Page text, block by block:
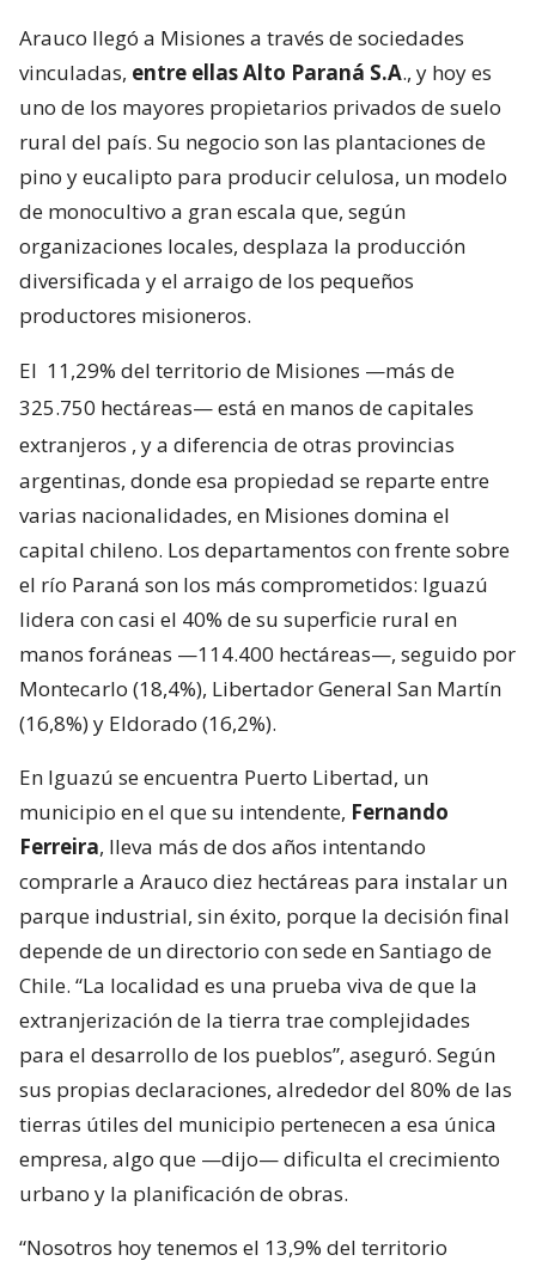
Arauco llegó a Misiones a través de sociedades
vinculadas, entre ellas Alto Paraná S.A., y hoy es
uno de los mayores propietarios privados de suelo
rural del país. Su negocio son las plantaciones de
pino y eucalipto para producir celulosa, un modelo
de monocultivo a gran escala que, según
organizaciones locales, desplaza la producción
diversificada y el arraigo de los pequeños
productores misioneros.
El 11,29% del territorio de Misiones —más de
325.750 hectáreas— está en manos de capitales
extranjeros , y a diferencia de otras provincias
argentinas, donde esa propiedad se reparte entre
varias nacionalidades, en Misiones domina el
capital chileno. Los departamentos con frente sobre
el río Paraná son los más comprometidos: Iguazú
lidera con casi el 40% de su superficie rural en
manos foráneas —114.400 hectáreas—, seguido por
Montecarlo (18,4%), Libertador General San Martín
(16,8%) y Eldorado (16,2%).
En Iguazú se encuentra Puerto Libertad, un
municipio en el que su intendente, Fernando
Ferreira, lleva más de dos años intentando
comprarle a Arauco diez hectáreas para instalar un
parque industrial, sin éxito, porque la decisión final
depende de un directorio con sede en Santiago de
Chile. “La localidad es una prueba viva de que la
extranjerización de la tierra trae complejidades
para el desarrollo de los pueblos”, aseguró. Según
sus propias declaraciones, alrededor del 80% de las
tierras útiles del municipio pertenecen a esa única
empresa, algo que —dijo— dificulta el crecimiento
urbano y la planificación de obras.
“Nosotros hoy tenemos el 13,9% del territorio